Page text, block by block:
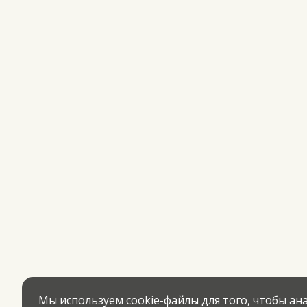
Мы используем cookie-файлы для того, чтобы